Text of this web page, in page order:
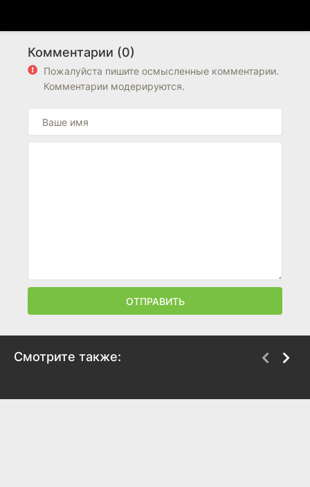
Комментарии (0)
Пожалуйста пишите осмысленные комментарии.
Комментарии модерируются.
ОТПРАВИТЬ
Смотрите также: